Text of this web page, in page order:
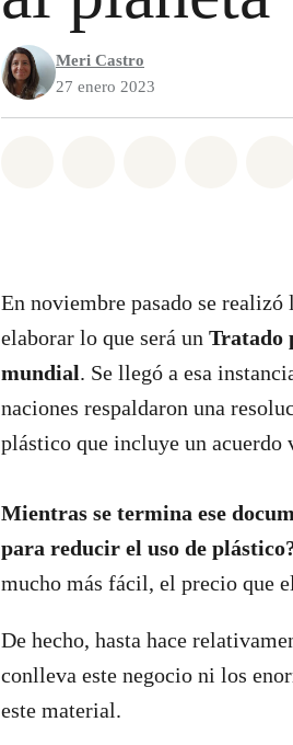
Meri Castro
27 enero 2023
En noviembre pasado se realizó
elaborar lo que será un Tratado
mundial. Se llegó a esa
naciones respaldaron una
plástico que incluye un acuerdo
Mientras se termina ese
para reducir el uso de
mucho más fácil, el precio que
De hecho, hasta hace
conlleva este negocio ni los
este material.